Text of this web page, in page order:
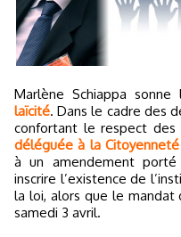
Marlène Schiappa
laïcité. Dans le cadre des
confortant le respect des
déléguée à la Citoyenneté
à un amendement
inscrire l’existence de
la loi, alors que le
samedi 3 avril.